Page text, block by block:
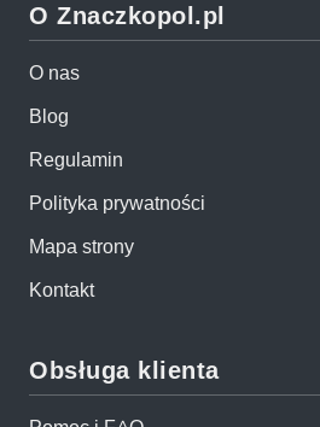
O Znaczkopol.pl
O nas
Blog
Regulamin
Polityka prywatności
Mapa strony
Kontakt
Obsługa klienta